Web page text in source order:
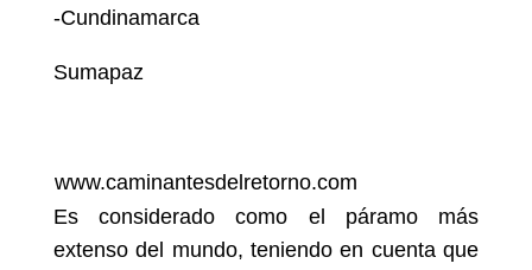
-Cundinamarca
Sumapaz
www.caminantesdelretorno.com
Es considerado como el páramo más
extenso del mundo, teniendo en cuenta que